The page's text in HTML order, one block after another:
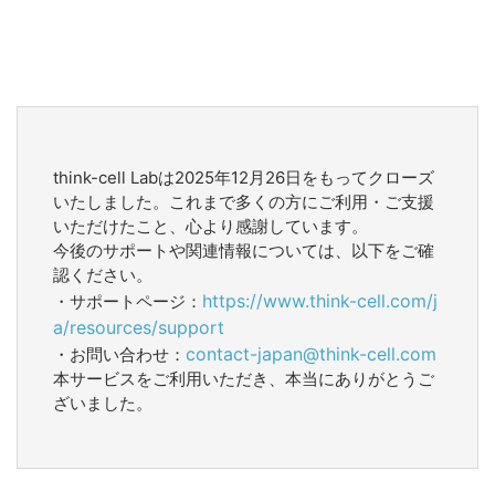
think-cell Labは2025年12月26日をもってクローズ
いたしました。これまで多くの方にご利用・ご支援
いただけたこと、心より感謝しています。
今後のサポートや関連情報については、以下をご確
認ください。
・サポートページ： https://www.think-cell.com/j
a/resources/support
・お問い合わせ： contact-japan@think-cell.com
本サービスをご利用いただき、本当にありがとうご
ざいました。